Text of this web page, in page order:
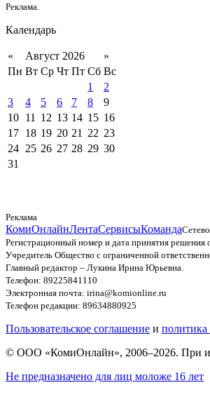
Реклама.
Календарь
« Август 2026
»
Пн Вт Ср Чт Пт Сб Вс
1
2
3
4 5 6 7 8
9
10 11 12 13 14 15 16
17 18 19 20 21 22 23
24 25 26 27 28 29 30
31
Реклама
КомиОнлайнЛентаСервисыКоманда
Регистрационный номер и дата принятия
Учредитель Общество с ограниченной
Главный редактор – Лукина Ирина Юрьевна.
Телефон: 89225841110
Электронная почта: irina@komionline.ru
Телефон редакции: 89634880925
Пользовательское соглашение и политика
© ООО «КомиОнлайн», 2006–2026. При
Не предназначено для лиц моложе 16 лет